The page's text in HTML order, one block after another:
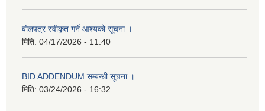
बोलपत्र स्वीकृत गर्ने आश्यको सूचना ।
मिति: 04/17/2026 - 11:40
BID ADDENDUM सम्बन्धी सूचना ।
मिति: 03/24/2026 - 16:32